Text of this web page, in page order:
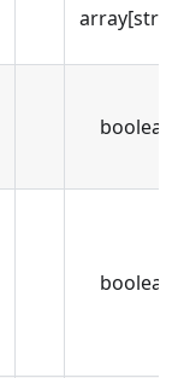
boolean
boolean